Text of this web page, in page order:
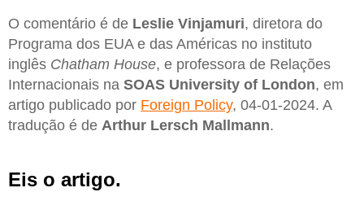
O comentário é de Leslie Vinjamuri, diretora do
Programa dos EUA e das Américas no instituto
inglês Chatham House, e professora de Relações
Internacionais na SOAS University of London, em
artigo publicado por Foreign Policy, 04-01-2024. A
tradução é de Arthur Lersch Mallmann.
Eis o artigo.